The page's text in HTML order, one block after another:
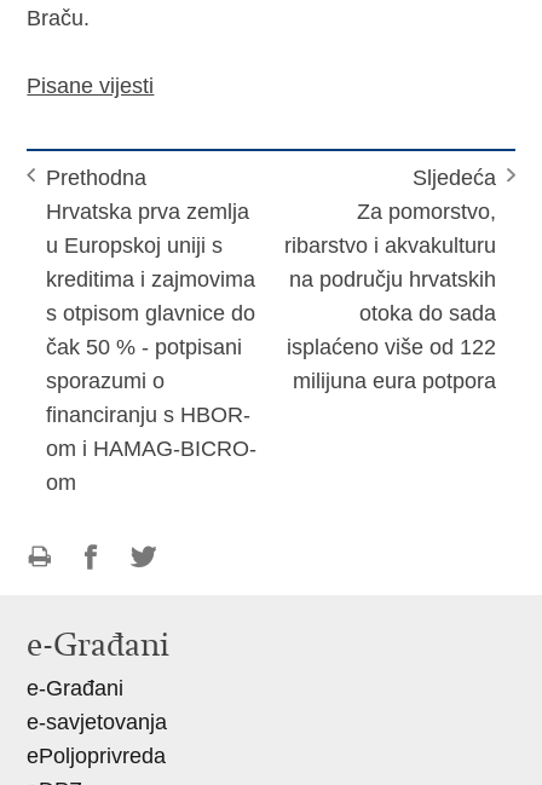
Braču.
Pisane vijesti
Prethodna
Hrvatska prva zemlja
u Europskoj uniji s
kreditima i zajmovima
s otpisom glavnice do
čak 50 % - potpisani
sporazumi o
financiranju s HBOR-
om i HAMAG-BICRO-
om
Sljedeća
Za pomorstvo,
ribarstvo i akvakulturu
na području hrvatskih
otoka do sada
isplaćeno više od 122
milijuna eura potpora
Facebooku
Twitteru
e-Građani
e-Građani
e-savjetovanja
ePoljoprivreda